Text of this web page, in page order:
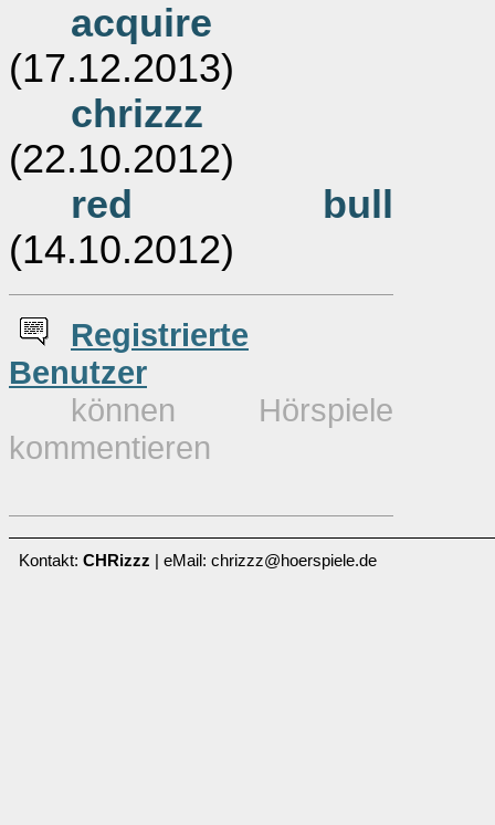
acquire
(17.12.2013)
chrizzz
(22.10.2012)
red bull
(14.10.2012)
Registrierte
Benutzer
können Hörspiele
kommentieren
Kontakt: CHRizzz | eMail: chrizzz@hoerspiele.de